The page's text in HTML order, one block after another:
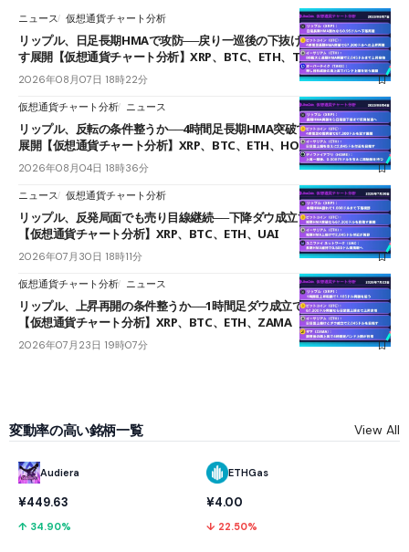
ニュース 仮想通貨チャート分析
リップル、日足長期HMAで攻防──戻り一巡後の下抜けで0.95ドルを試
す展開【仮想通貨チャート分析】XRP、BTC、ETH、TAKE
2026年08月07日 18時22分
仮想通貨チャート分析 ニュース
リップル、反転の条件整うか──4時間足長期HMA突破で雲下端を目指す
展開【仮想通貨チャート分析】XRP、BTC、ETH、HOME
2026年08月04日 18時36分
ニュース 仮想通貨チャート分析
リップル、反発局面でも売り目線継続──下降ダウ成立で下値追う展開
【仮想通貨チャート分析】XRP、BTC、ETH、UAI
2026年07月30日 18時11分
仮想通貨チャート分析 ニュース
リップル、上昇再開の条件整うか──1時間足ダウ成立で1.185ドルを狙う
【仮想通貨チャート分析】XRP、BTC、ETH、ZAMA
2026年07月23日 19時07分
変動率の高い銘柄一覧 View All
Audiera
¥449.63
↑ 34.90%
ETHGas
¥4.00
↓ 22.50%